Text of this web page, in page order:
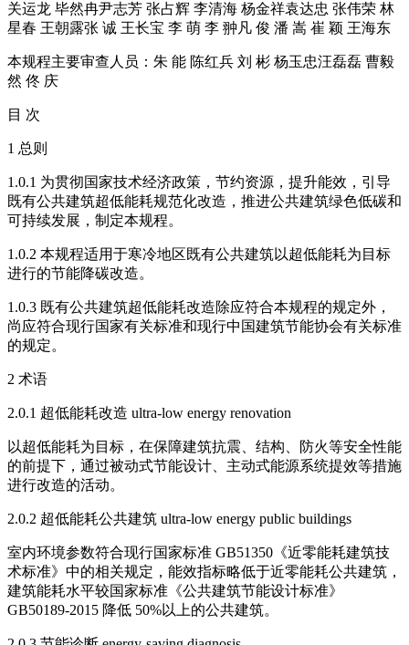
关运龙 毕然冉尹志芳 张占辉 李清海 杨金祥袁达忠 张伟荣 林
星春 王朝露张 诚 王长宝 李 萌 李 翀凡 俊 潘 嵩 崔 颖 王海东
本规程主要审查人员：朱 能 陈红兵 刘 彬 杨玉忠汪磊磊 曹毅
然 佟 庆
目 次
1 总则
1.0.1 为贯彻国家技术经济政策，节约资源，提升能效，引导
既有公共建筑超低能耗规范化改造，推进公共建筑绿色低碳和
可持续发展，制定本规程。
1.0.2 本规程适用于寒冷地区既有公共建筑以超低能耗为目标
进行的节能降碳改造。
1.0.3 既有公共建筑超低能耗改造除应符合本规程的规定外，
尚应符合现行国家有关标准和现行中国建筑节能协会有关标准
的规定。
2 术语
2.0.1 超低能耗改造 ultra-low energy renovation
以超低能耗为目标，在保障建筑抗震、结构、防火等安全性能
的前提下，通过被动式节能设计、主动式能源系统提效等措施
进行改造的活动。
2.0.2 超低能耗公共建筑 ultra-low energy public buildings
室内环境参数符合现行国家标准 GB51350《近零能耗建筑技
术标准》中的相关规定，能效指标略低于近零能耗公共建筑，
建筑能耗水平较国家标准《公共建筑节能设计标准》
GB50189-2015 降低 50%以上的公共建筑。